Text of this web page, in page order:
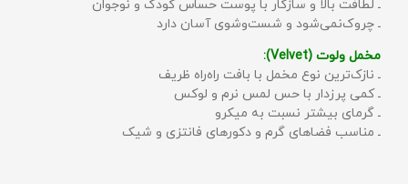
ـ لطافت بالا و سازگار با پوست حساس کودک و نوجوان
ـ چروک‌نمی‌شود و شست‌وشوی آسان دارد
مخمل ولوت (Velvet):
ـ نازک‌ترین نوع مخمل با بافت راه‌راه ظریف
ـ کمی پرزدار با حس لمس نرم و لوکس
ـ گرمای بیشتر نسبت به میکرو
ـ مناسب فضاهای گرم و دکورهای فانتزی و شیک